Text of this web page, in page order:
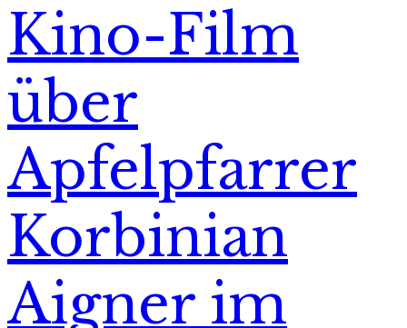
Kino-Film
über
Apfelpfarrer
Korbinian
Aigner im